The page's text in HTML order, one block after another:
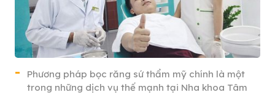
Phương pháp bọc răng sứ thẩm mỹ chính là một
trong những dịch vụ thế mạnh tại Nha khoa Tâm